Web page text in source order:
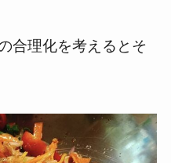
合理化を考えるとそ